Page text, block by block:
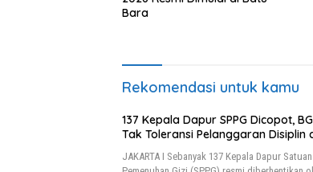
Bara
Rekomendasi untuk kamu
137 Kepala Dapur SPPG Dicopot,
Tak Toleransi Pelanggaran Disiplin
JAKARTA I Sebanyak 137 Kepala Dapur